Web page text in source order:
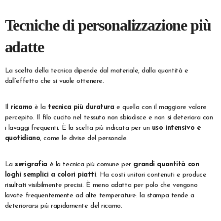
Tecniche di personalizzazione più
adatte
La scelta della tecnica dipende dal materiale, dalla quantità e
dall’effetto che si vuole ottenere.
Il ricamo è la tecnica più duraturae quella con il maggiore valore
percepito. Il filo cucito nel tessuto non sbiadisce e non si deteriora con
i lavaggi frequenti. È la scelta più indicata per un uso intensivo e
quotidiano, come le divise del personale.
Laserigrafia è la tecnica più comune per grandi quantità con
loghi semplici a colori piatti. Ha costi unitari contenuti e produce
risultati visibilmente precisi. È meno adatta per polo che vengono
lavate frequentemente ad alte temperature: la stampa tende a
deteriorarsi più rapidamente del ricamo.